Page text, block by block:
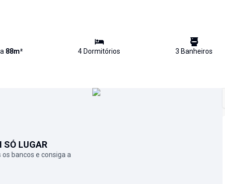
88m² 4 Dormitórios 3 Banheiros
SÓ LUGAR
bancos e consiga a